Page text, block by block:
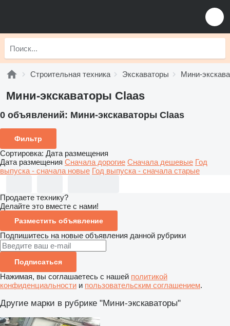
Строительная техника Экскаваторы Мини-
Мини-экскаваторы Claas
0 объявлений: Мини-экскаваторы Claas
Фильтр
Сортировка: Дата размещения
Дата размещения Сначала дорогие Сначала дешевые Год
выпуска - сначала новые Год выпуска - сначала старые
Продаете технику?
Делайте это вместе с нами!
Разместить объявление
Подпишитесь на новые объявления данной рубрики
Подписаться
Нажимая, вы соглашаетесь с нашей политикой
конфиденциальности и пользовательским соглашением.
Другие марки в рубрике "Мини-экскаваторы"